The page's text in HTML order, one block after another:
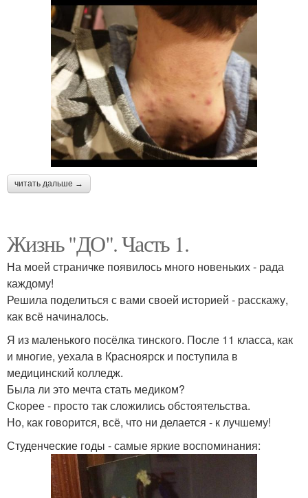
читать дальше →
Жизнь "ДО". Часть 1.
На моей страничке появилось много новеньких - рада
каждому!
Решила поделиться с вами своей историей - расскажу,
как всё начиналось.
Я из маленького посёлка тинского. После 11 класса, как
и многие, уехала в Красноярск и поступила в
медицинский колледж.
Была ли это мечта стать медиком?
Скорее - просто так сложились обстоятельства.
Но, как говорится, всё, что ни делается - к лучшему!
Студенческие годы - самые яркие воспоминания: